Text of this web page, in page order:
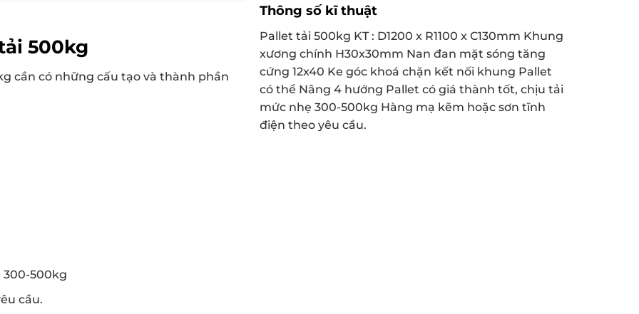
500kg
cần có những cấu tạo và thành phần
300-500kg
cầu.
Thông số kĩ thuật
Pallet tải 500kg KT : D1200 x R1100 x C130mm Khung
xương chính H30x30mm Nan đan mặt sóng tăng
cứng 12x40 Ke góc khoá chặn kết nối khung Pallet
có thể Nâng 4 hướng Pallet có giá thành tốt, chịu tải
mức nhẹ 300-500kg Hàng mạ kẽm hoặc sơn tĩnh
điện theo yêu cầu.